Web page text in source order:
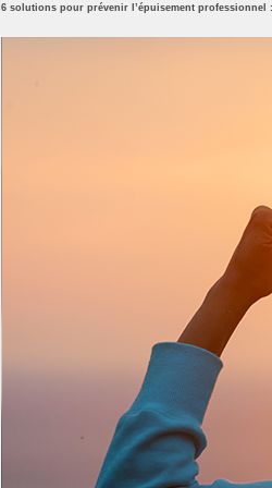
6 solutions pour prévenir l’épuisement professionnel